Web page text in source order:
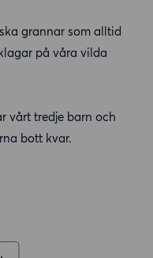
grannar som alltid
på våra vilda
vårt tredje barn och
bott kvar.